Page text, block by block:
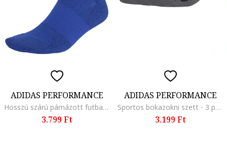
ADIDAS PERFORMANCE
Hosszú szárú párnázott futballzokni, Királykék
3.799 Ft
ADIDAS PERFORMANCE
Sportos bokazokni szett - 3 pár, Fekete/Szürke
3.199 Ft